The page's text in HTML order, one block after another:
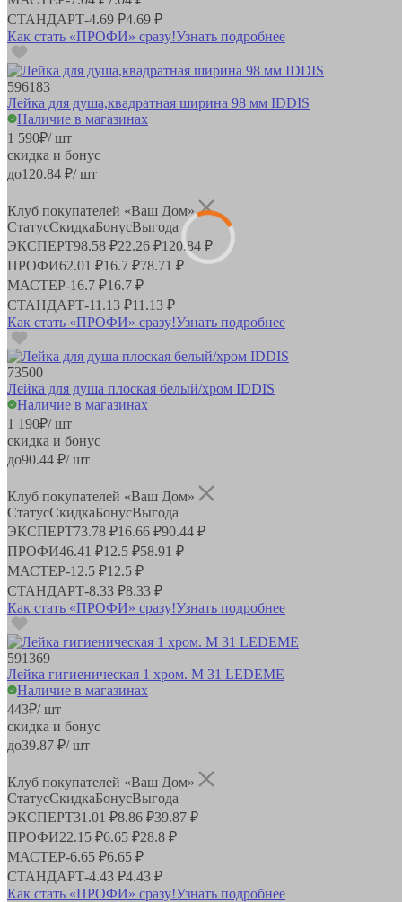
СТАНДАРТ-4.69 ₽4.69 ₽
Как стать «ПРОФИ» сразу!Узнать подробнее
596183
Лейка для душа,квадратная ширина 98 мм IDDIS
Наличие в магазинах
1 590₽/ шт
скидка и бонус
до120.84 ₽/ шт
Клуб покупателей «Ваш Дом»
СтатусСкидкаБонусВыгода
ЭКСПЕРТ98.58 ₽22.26 ₽120.84 ₽
ПРОФИ62.01 ₽16.7 ₽78.71 ₽
МАСТЕР-16.7 ₽16.7 ₽
СТАНДАРТ-11.13 ₽11.13 ₽
Как стать «ПРОФИ» сразу!Узнать подробнее
73500
Лейка для душа плоская белый/хром IDDIS
Наличие в магазинах
1 190₽/ шт
скидка и бонус
до90.44 ₽/ шт
Клуб покупателей «Ваш Дом»
СтатусСкидкаБонусВыгода
ЭКСПЕРТ73.78 ₽16.66 ₽90.44 ₽
ПРОФИ46.41 ₽12.5 ₽58.91 ₽
МАСТЕР-12.5 ₽12.5 ₽
СТАНДАРТ-8.33 ₽8.33 ₽
Как стать «ПРОФИ» сразу!Узнать подробнее
591369
Лейка гигиеническая 1 хром. М 31 LEDEME
Наличие в магазинах
443₽/ шт
скидка и бонус
до39.87 ₽/ шт
Клуб покупателей «Ваш Дом»
СтатусСкидкаБонусВыгода
ЭКСПЕРТ31.01 ₽8.86 ₽39.87 ₽
ПРОФИ22.15 ₽6.65 ₽28.8 ₽
МАСТЕР-6.65 ₽6.65 ₽
СТАНДАРТ-4.43 ₽4.43 ₽
Как стать «ПРОФИ» сразу!Узнать подробнее